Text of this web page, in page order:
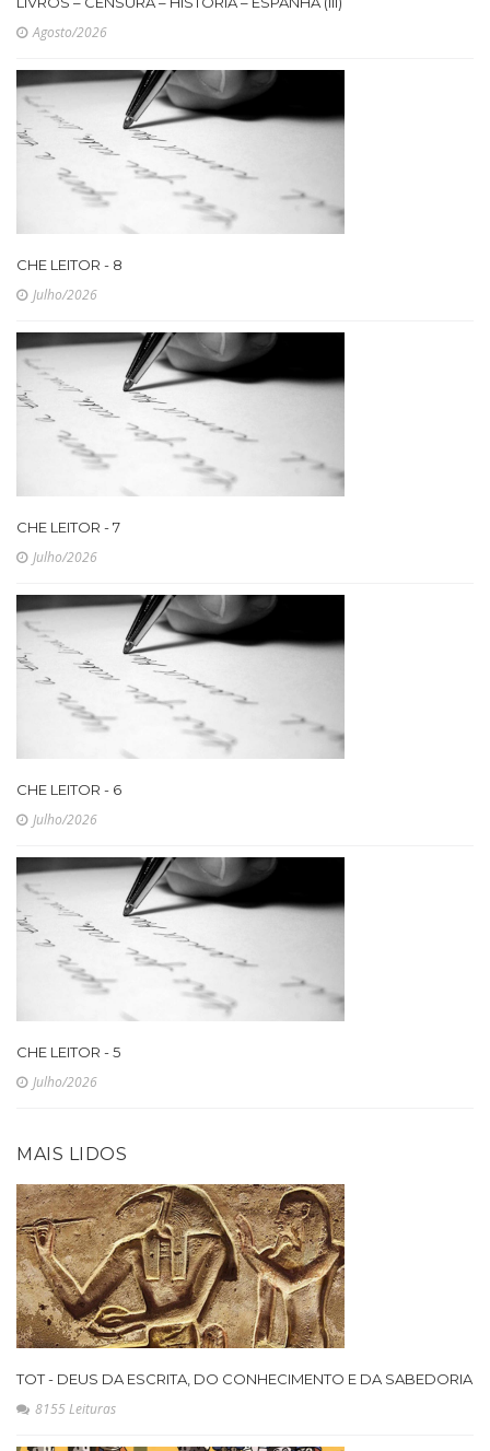
Agosto/2026
CHE LEITOR - 8
Julho/2026
CHE LEITOR - 7
Julho/2026
CHE LEITOR - 6
Julho/2026
CHE LEITOR - 5
Julho/2026
MAIS LIDOS
TOT - DEUS DA ESCRITA, DO CONHECIMENTO E DA SABEDORIA
8155 Leituras